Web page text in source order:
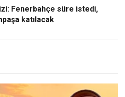
Fenerbahçe süre istedi,
katılacak